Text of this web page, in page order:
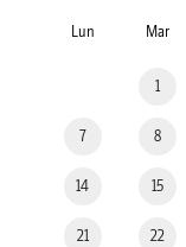
Lun Mar
1
7 8
14 15
21 22